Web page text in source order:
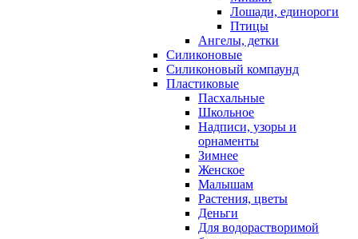
Лошади, единороги
Птицы
Ангелы, детки
Силиконовые
Силиконовый компаунд
Пластиковые
Пасхальные
Школьное
Надписи, узоры и
орнаменты
Зимнее
Женское
Малышам
Растения, цветы
Деньги
Для водорастворимой